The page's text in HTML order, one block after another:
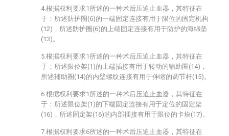
4.根据权利要求1所述的一种术后压迫止血器，其特征在
于：所述防护圈(6)的一端固定连接有用于限位的固定机构
(12)，所述防护圈(6)的上端固定连接有用于防护的海绵垫
(13)。
5.根据权利要求1所述的一种术后压迫止血器，其特征在
于：所述限位架(1)的上端插接有用于转动的辅助圈(14)，
所述辅助圈(14)的内壁螺纹连接有用于伸缩的调节杆(15)。
6.根据权利要求1所述的一种术后压迫止血器，其特征在
于：所述限位架(1)的下端固定连接有用于定位的固定架
(16)，所述固定架(16)的内部插接有用于限位的卡块(17)。
7.根据权利要求6所述的一种术后压迫止血器，其特征在